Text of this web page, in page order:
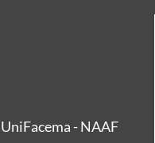
- NAAF